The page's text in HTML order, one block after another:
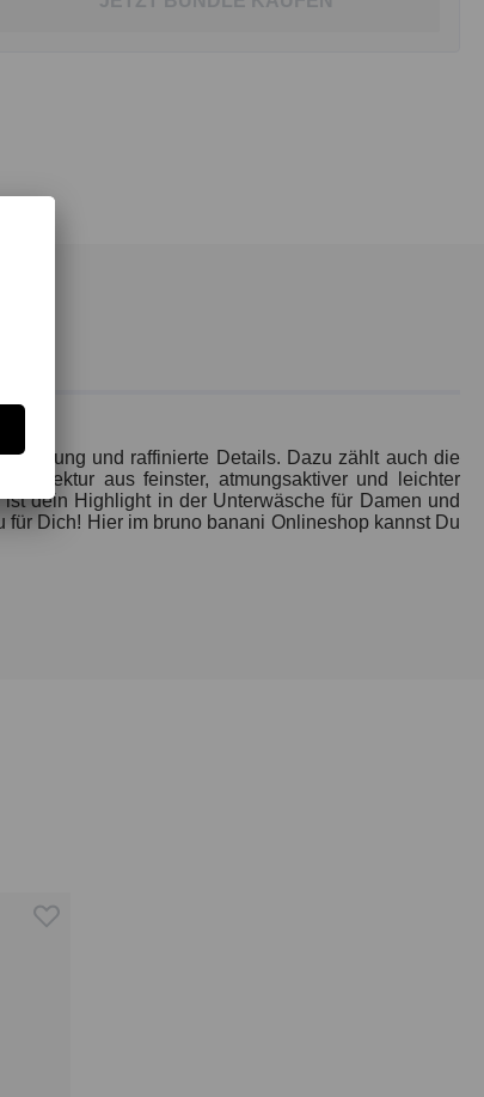
und raffinierte Details. Dazu zählt auch die
aus feinster, atmungsaktiver und leichter
dein Highlight in der Unterwäsche für Damen und
Dich! Hier im bruno banani Onlineshop kannst Du